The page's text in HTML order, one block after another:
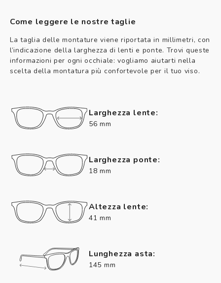
Come leggere le nostre taglie
La taglia delle montature viene riportata in millimetri, con
l’indicazione della larghezza di lenti e ponte. Trovi queste
informazioni per ogni occhiale: vogliamo aiutarti nella
scelta della montatura più confortevole per il tuo viso.
Larghezza lente:
56 mm
Larghezza ponte:
18 mm
Altezza lente:
41 mm
Lunghezza asta:
145 mm